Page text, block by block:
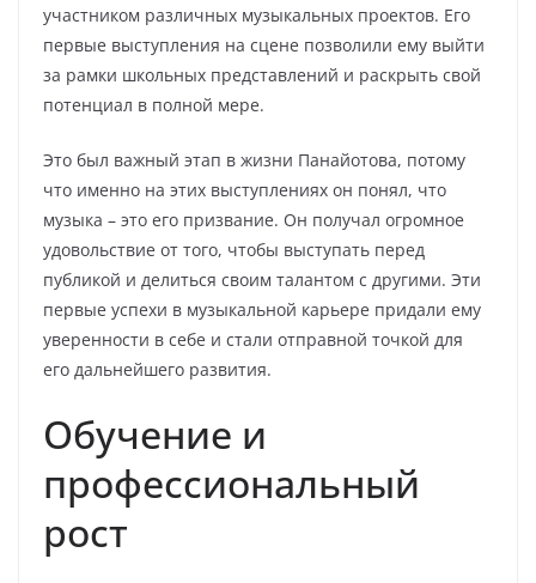
участником различных музыкальных проектов. Его
первые выступления на сцене позволили ему выйти
за рамки школьных представлений и раскрыть свой
потенциал в полной мере.
Это был важный этап в жизни Панайотова, потому
что именно на этих выступлениях он понял, что
музыка – это его призвание. Он получал огромное
удовольствие от того, чтобы выступать перед
публикой и делиться своим талантом с другими. Эти
первые успехи в музыкальной карьере придали ему
уверенности в себе и стали отправной точкой для
его дальнейшего развития.
Обучение и
профессиональный
рост